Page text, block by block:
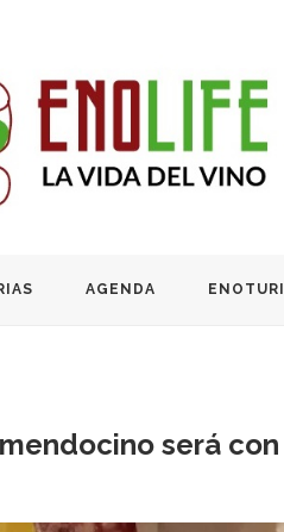
AGENDA
será